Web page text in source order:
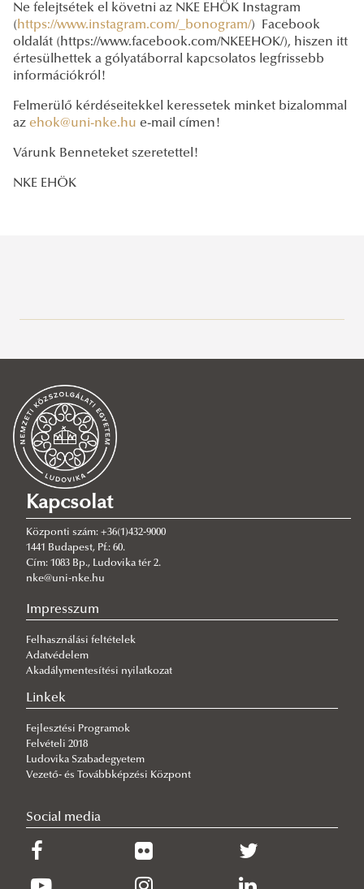
Hallgatói érdekképviselet
EHÖK elnöki köszöntő
Tisztségviselőink
Főbb tevékenységeink
Adminisztráció
Képzésfejlesztés
Gazdasági ügyek
Kollégiumi ügyek
Kommunikáció
Rendezvényszervezés
Sport
Külföldi tanulmányok
Külkapcsolat
Erasmus+ Program
Megjelenés
Hallgatói Önkormányzatok Országos Konferenciája
(HÖOK)
NKE Liga
NKE Liga 2026 Tavasz
NKE Liga 2023 tavasz
NKE Liga 2022
NKE Liga 2022 ősz
NKE Liga 2021
Gólyáknak
NKE Gólyatábor 2026
NKE Gólyatábor 2024
Gólyatábor 2023
NKE GÓLYATÁBOR 2022
NKE GÓLYATÁBOR 2021
NKE Gólyatábor 2019
NKE Gólyatábor 2018
Vers-, novella-, és fotópályázat
Forum Publicum
Hallgatói parkolás
Kollégiumi ügyek
Ne felejtsétek el követni az NKE EHÖK Instagram
(https://www.instagram.com/_bonogram/) Facebook
oldalát (https://www.facebook.com/NKEEHOK/), hiszen itt
értesülhettek a gólyatáborral kapcsolatos legfrissebb
információkról!
Felmerülő kérdéseitekkel keressetek minket bizalommal
az ehok@uni-nke.hu e-mail címen!
Várunk Benneteket szeretettel!
NKE EHÖK
Kapcsolat
Központi szám: +36(1)432-9000
1441 Budapest, Pf.: 60.
Cím: 1083 Bp., Ludovika tér 2.
nke@uni-nke.hu
Impresszum
Felhasználási feltételek
Adatvédelem
Akadálymentesítési nyilatkozat
Linkek
Fejlesztési Programok
Felvételi 2018
Ludovika Szabadegyetem
Vezető- és Továbbképzési Központ
Social media